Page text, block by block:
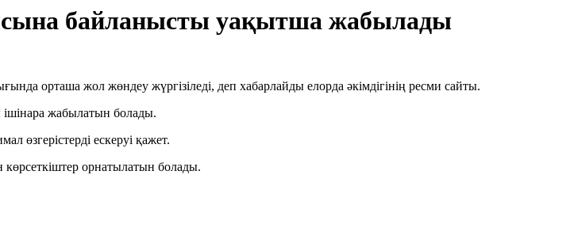
байланысты уақытша жабылады
орташа жол жөндеу жүргізіледі, деп хабарлайды елорда әкімдігінің ресми сайты.
жабылатын болады.
өзгерістерді ескеруі қажет.
көрсеткіштер орнатылатын болады.